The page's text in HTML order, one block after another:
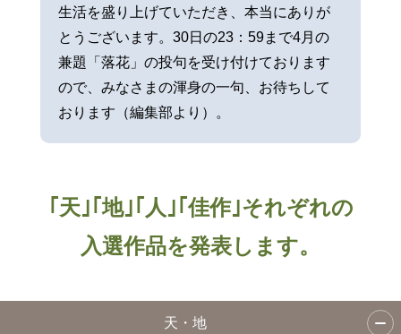
生活を盛り上げていただき、本当にありが
とうございます。30日の23：59まで4月の
兼題「落花」の投句を受け付けております
ので、みなさまの渾身の一句、お待ちして
おります（編集部より）。
｢天｣｢地｣｢人｣｢佳作｣それぞれの
入選作品を発表します。
天・地